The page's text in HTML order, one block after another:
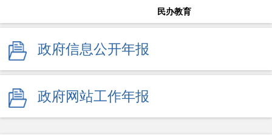
民办教育
教师工作
学校安全生产
政府信息公开年报
政府网站工作年报